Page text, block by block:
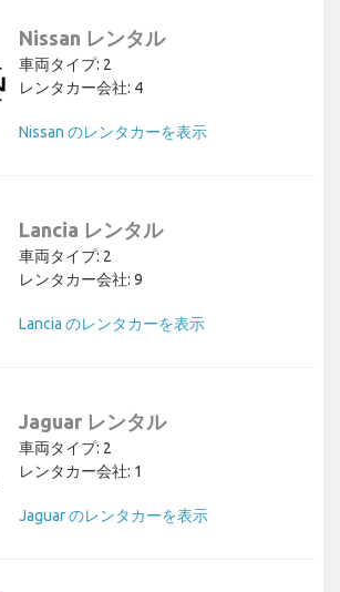
Nissan レンタル
車両タイプ: 2
レンタカー会社: 4
Nissan のレンタカーを表示
Lancia レンタル
車両タイプ: 2
レンタカー会社: 9
Lancia のレンタカーを表示
Jaguar レンタル
車両タイプ: 2
レンタカー会社: 1
Jaguar のレンタカーを表示